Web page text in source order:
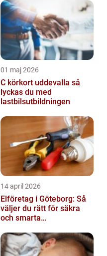
01 maj 2026
C körkort uddevalla så
lyckas du med
lastbilsutbildningen
14 april 2026
Elföretag i Göteborg: Så
väljer du rätt för säkra
och smarta